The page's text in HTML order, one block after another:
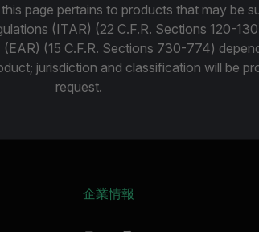
page pertains to products that may be
(ITAR) (22 C.F.R. Sections 120-
(15 C.F.R. Sections 730-774)
jurisdiction and classification will be
request.
企業情報